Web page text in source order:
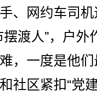
网约车司机
渡人”，户外
，一度是他
社区紧扣“党